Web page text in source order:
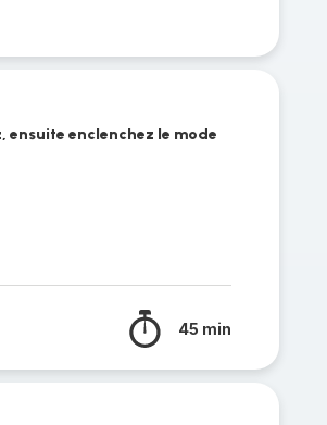
ensuite enclenchez le mode
45 min